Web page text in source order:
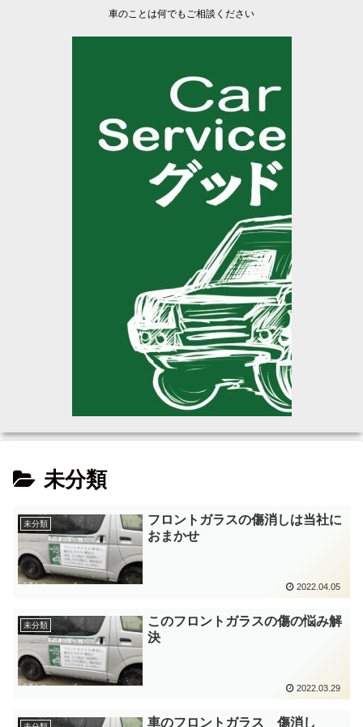
車のことは何でもご相談ください
未分類
未分類
フロントガラスの傷消しは当社に
おまかせ
2022.04.05
未分類
このフロントガラスの傷の悩み解
決
2022.03.29
車のフロントガラス 傷消し